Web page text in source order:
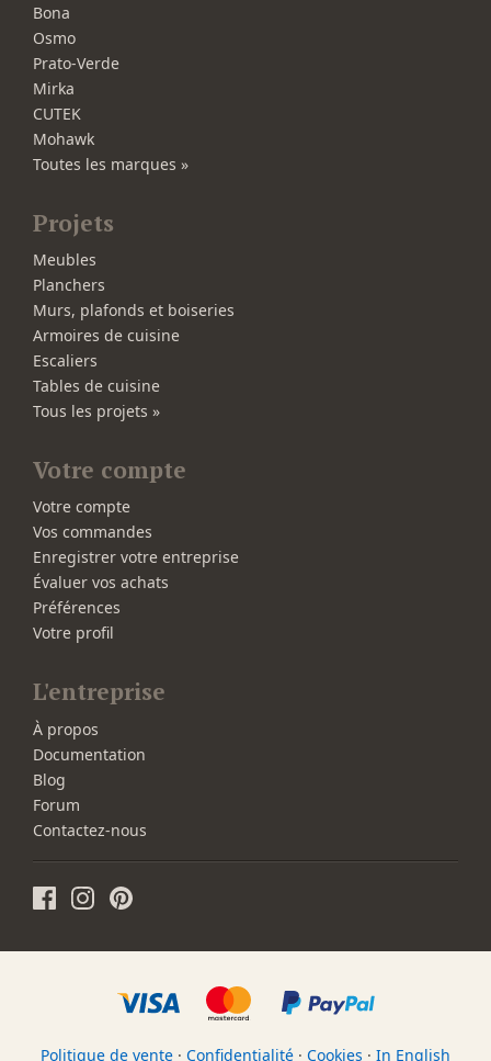
Bona
Osmo
Prato-Verde
Mirka
CUTEK
Mohawk
Toutes les marques »
Projets
Meubles
Planchers
Murs, plafonds et boiseries
Armoires de cuisine
Escaliers
Tables de cuisine
Tous les projets »
Votre compte
Votre compte
Vos commandes
Enregistrer votre entreprise
Évaluer vos achats
Préférences
Votre profil
L'entreprise
À propos
Documentation
Blog
Forum
Contactez-nous
Politique de vente · Confidentialité · Cookies · In English